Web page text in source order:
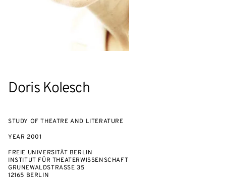
Doris Kolesch
STUDY OF THEATRE AND LITERATURE
YEAR 2001
FREIE UNIVERSITÄT BERLIN
INSTITUT FÜR THEATERWISSENSCHAFT
GRUNEWALDSTRASSE 35
12165 BERLIN